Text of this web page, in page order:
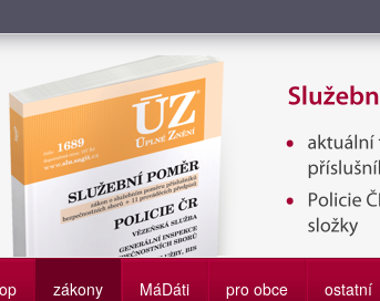
Služební poměr příslušníků bezpečnostních sborů,
zákony MáDáti pro obce ostatní